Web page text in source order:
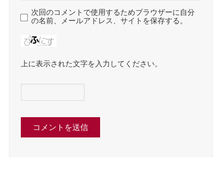
次回のコメントで使用するためブラウザーに自分
の名前、メールアドレス、サイトを保存する。
上に表示された文字を入力してください。